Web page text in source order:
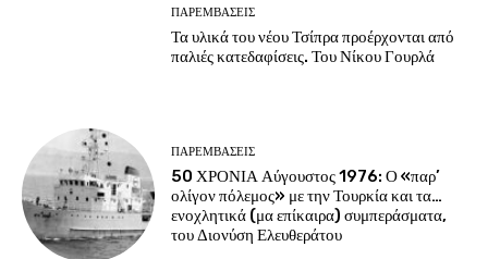
ΠΑΡΕΜΒΑΣΕΙΣ
Τα υλικά του νέου Τσίπρα προέρχονται από
παλιές κατεδαφίσεις. Του Νίκου Γουρλά
ΠΑΡΕΜΒΑΣΕΙΣ
50 ΧΡΟΝΙΑ Αύγουστος 1976: Ο «παρ’
ολίγον πόλεμος» με την Τουρκία και τα…
ενοχλητικά (μα επίκαιρα) συμπεράσματα,
του Διονύση Ελευθεράτου